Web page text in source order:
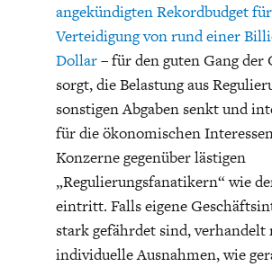
angekündigten Rekordbudget für
Verteidigung von rund einer
Dollar– für den guten Gang der
sorgt, die Belastung aus
sonstigen Abgaben senkt und
für die ökonomischen
Konzerne gegenüber lästigen
„Regulierungsfanatikern“ wie
eintritt. Falls eigene
stark gefährdet sind, verhandelt
individuelle Ausnahmen, wie